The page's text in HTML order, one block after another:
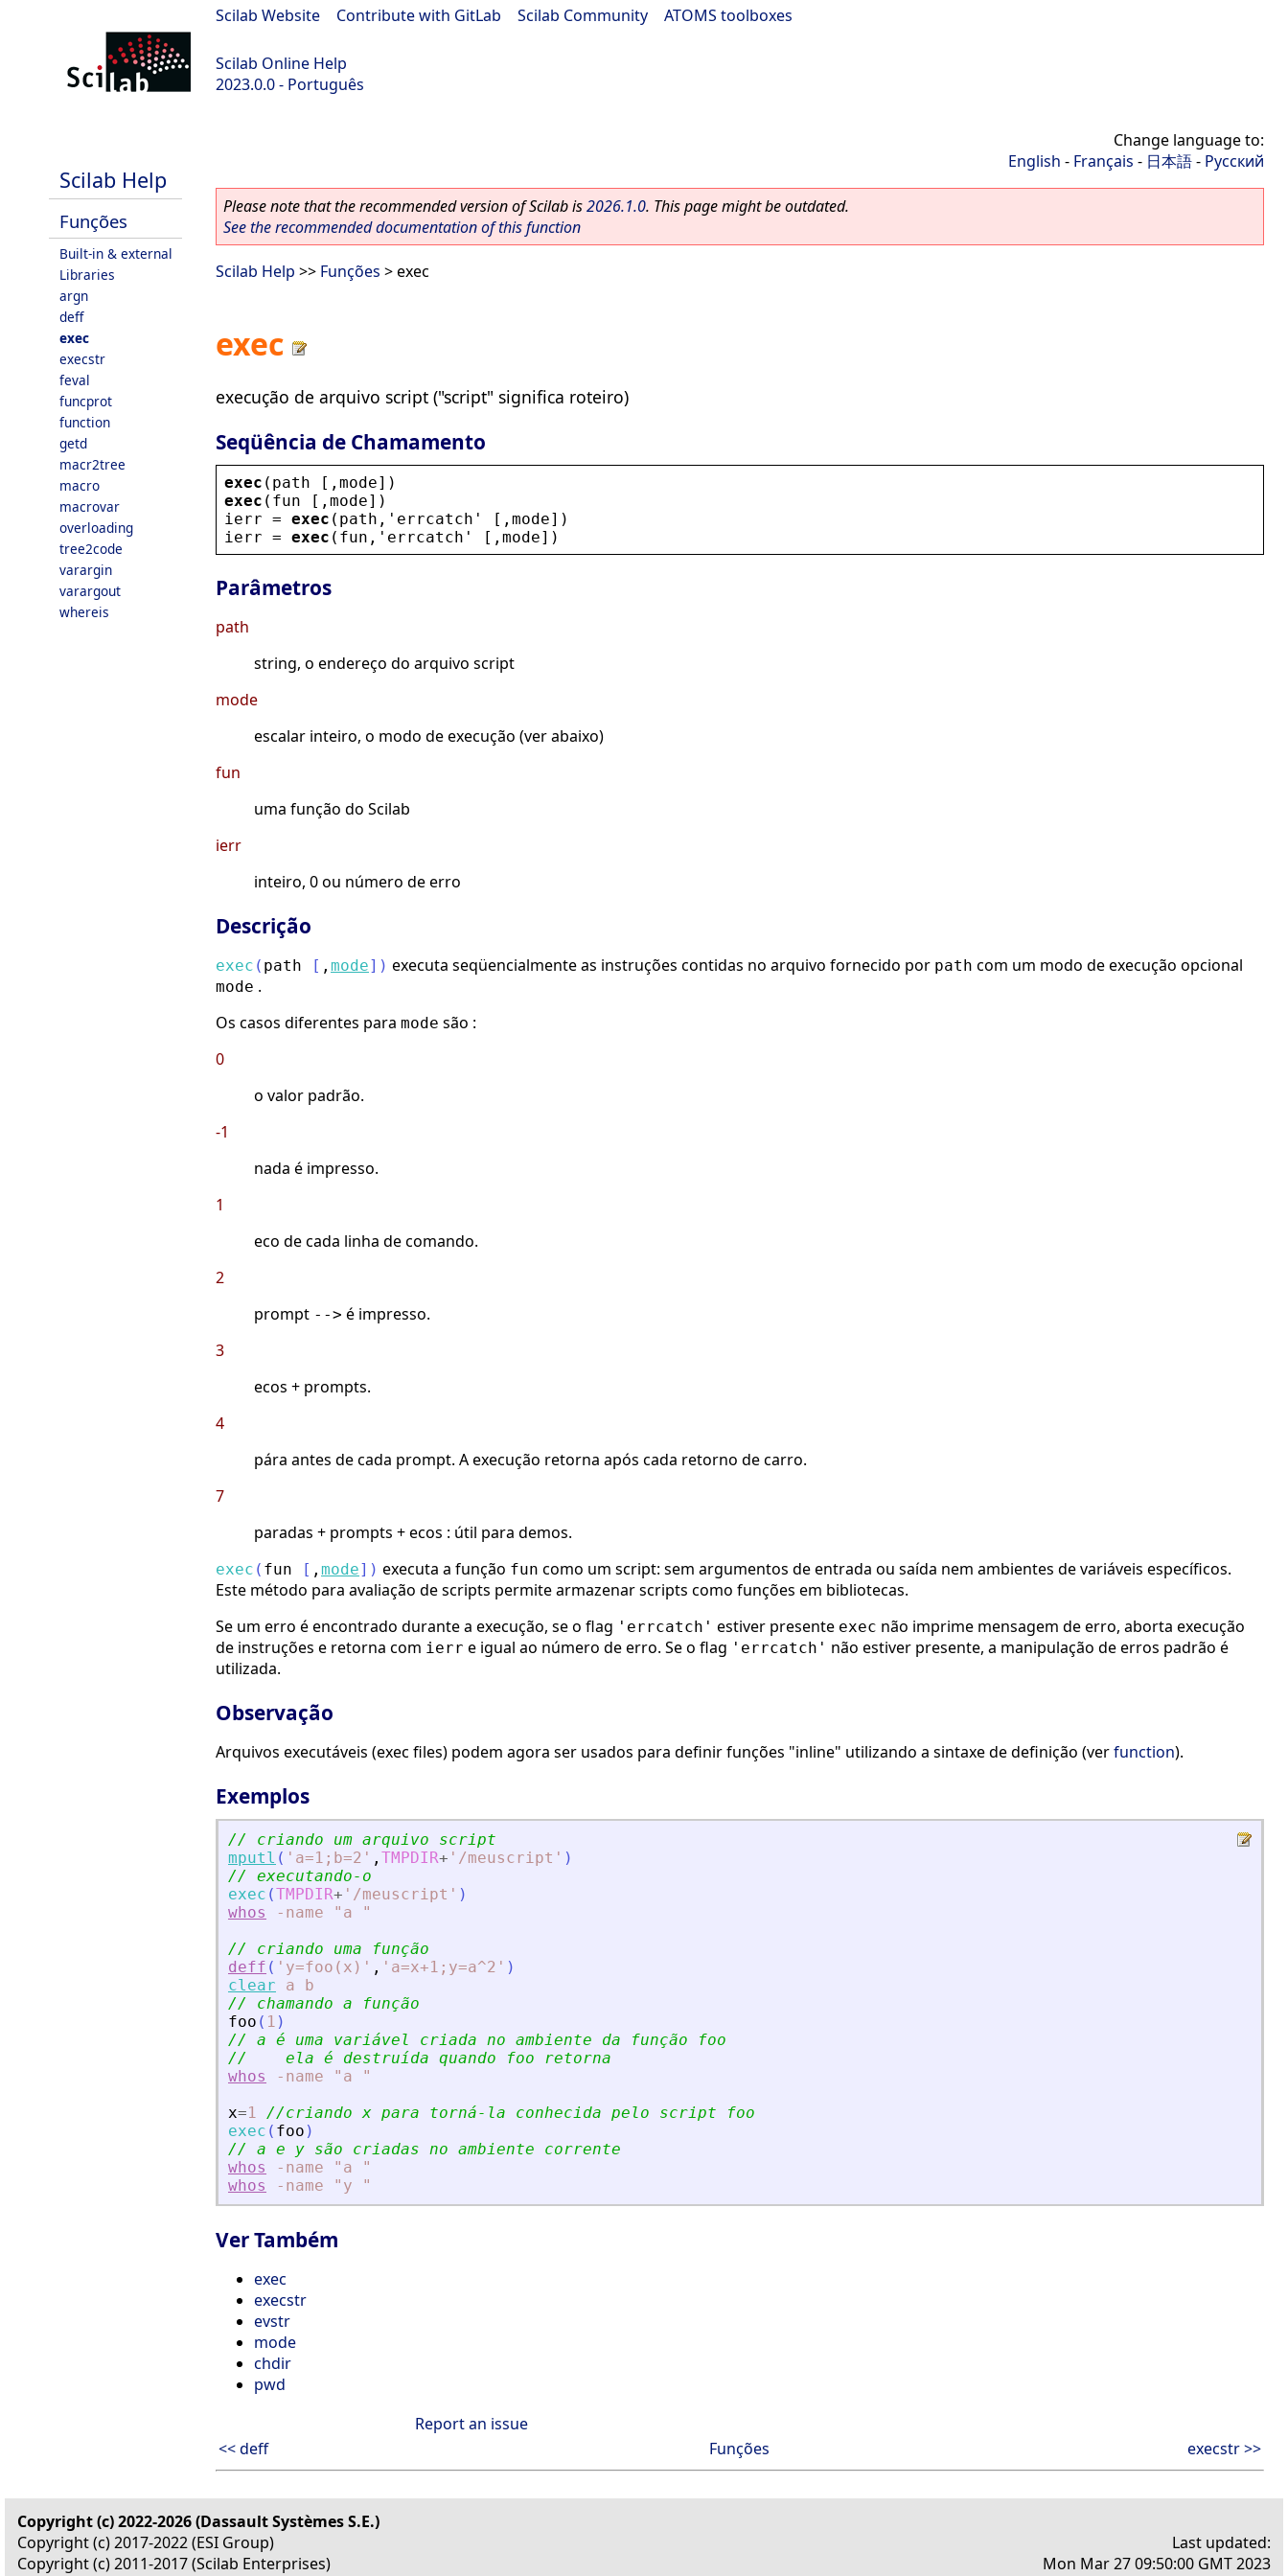
Scilab Website Contribute with GitLab Scilab Community ATOMS toolboxes
Scilab Online Help
2023.0.0 - Português
Scilab Help
Funções
Built-in & external
Libraries
argn
deff
exec
execstr
feval
funcprot
function
getd
macr2tree
macro
macrovar
overloading
tree2code
varargin
varargout
whereis
Change language to:
English - Français - 日本語- Русский
Please note that the recommended version of Scilab is2026.1.0. This page might be outdated.
See the recommended documentation of this function
Scilab Help >> Funções > exec
exec
execução de arquivo script ("script" significa roteiro)
Seqüência de Chamamento
exec ( path [, mode])
exec ( fun [, mode])
ierr = exec ( path , ' errcatch ' [, mode])
ierr = exec ( fun , ' errcatch ' [, mode])
Parâmetros
path
string, o endereço do arquivo script
mode
escalar inteiro, o modo de execução (ver abaixo)
fun
uma função do Scilab
ierr
inteiro, 0 ou número de erro
Descrição
exec ( path [ , mode] ) executa seqüencialmente as instruções contidas no arquivo fornecido por path com um modo de execução opcional
mode .
Os casos diferentes para mode são :
0
o valor padrão.
-1
nada é impresso.
1
eco de cada linha de comando.
2
prompt --> é impresso.
3
ecos + prompts.
4
pára antes de cada prompt. A execução retorna após cada retorno de carro.
7
paradas + prompts + ecos : útil para demos.
exec ( fun [ , mode] ) executa a função fun como um script: sem argumentos de entrada ou saída nem ambientes de variáveis específicos.
Este método para avaliação de scripts permite armazenar scripts como funções em bibliotecas.
Se um erro é encontrado durante a execução, se o flag 'errcatch' estiver presente exec não imprime mensagem de erro, aborta execução
de instruções e retorna com ierr e igual ao número de erro. Se o flag 'errcatch' não estiver presente, a manipulação de erros padrão é
utilizada.
Observação
Arquivos executáveis (exec files) podem agora ser usados para definir funções "inline" utilizando a sintaxe de definição (verfunction).
Exemplos
// criando um arquivo script
mputl ( ' a=1;b=2 ' , TMPDIR+ ' /meuscript ' )
// executando-o
exec (TMPDIR+ ' /meuscript ' )
whos
-name "a
"
// criando uma função
deff ( ' y=foo(x) ' , ' a=x+1;y=a^2 ' )
clear
a
b
// chamando a função
foo ( 1 )
// a é uma variável criada no ambiente da função foo
//    ela é destruída quando foo retorna
whos
-name "a
"
x=1 //criando x para torná-la conhecida pelo script foo
exec ( foo )
// a e y são criadas no ambiente corrente
whos
-name "a
"
whos
-name "y "
Ver Também
exec
execstr
evstr
mode
chdir
pwd
Report an issue
<< deff
Funções execstr >>
Copyright (c) 2022-2026 (Dassault Systèmes S.E.)
Copyright (c) 2017-2022 (ESI Group)
Copyright (c) 2011-2017 (Scilab Enterprises)
Last updated:
Mon Mar 27 09:50:00 GMT 2023